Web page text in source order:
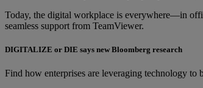
Today, the digital workplace is everywhere—in
seamless support from TeamViewer.
DIGITALIZE or DIE says new Bloomberg research
Find how enterprises are leveraging technology